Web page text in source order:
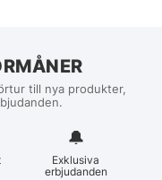
till nya produkter,
🔔
Exklusiva
erbjudanden